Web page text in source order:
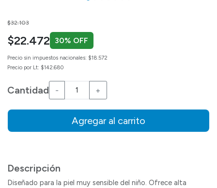
Price reduced from
$32.103
$22.472 30% OFF
Precio sin impuestos nacionales: $18.572
Precio por Lt: $142.680
Cantidad - +
Agregar al carrito
Descripción
Diseñado para la piel muy sensible del niño. Ofrece alta